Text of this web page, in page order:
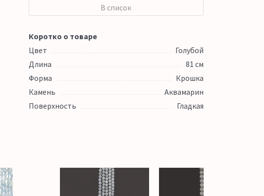
В список
Коротко о товаре
Цвет
Голубой
Длина
81 см
Форма
Крошка
Камень
Аквамарин
Поверхность
Гладкая